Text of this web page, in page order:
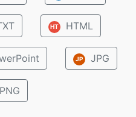
HT HTML
JP JPG
PNG